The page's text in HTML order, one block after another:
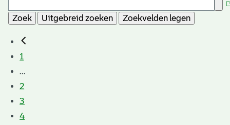
Zoek Uitgebreid zoeken Zoekvelden legen
1
...
2
3
4